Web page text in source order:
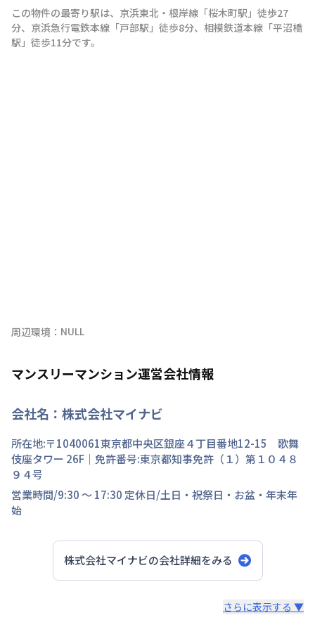
この物件の最寄り駅は、 京浜東北・根岸線 「桜木町駅 」 徒歩27
分、 京浜急行電鉄本線 「戸部駅 」 徒歩8分、 相模鉄道本線 「平沼橋
駅 」 徒歩11分です。
周辺環境：
マンスリーマンション運営会社情報
会社名： 株式会社マイナビ
所在地:〒1040061東京都中央区銀座４丁目番地12-15 歌舞
伎座タワー 26F ｜免許番号:東京都知事免許（１）第１０４８
９４号
営業時間/9:30 ～ 17:30 定休日/土日・祝祭日・お盆・年末年
始
株式会社マイナビの会社詳細をみる
さらに表示する ▼